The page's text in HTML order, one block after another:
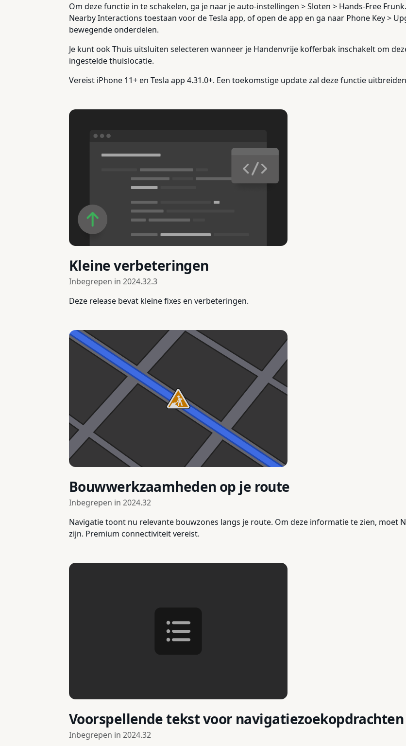
Om deze functie in te schakelen, ga je naar je auto-instellingen > Sloten > Hands-Free
Nearby Interactions toestaan voor de Tesla app, of open de app en ga naar Phone Key >
bewegende onderdelen.
Je kunt ook Thuis uitsluiten selecteren wanneer je Handenvrije kofferbak inschakelt om
ingestelde thuislocatie.
Vereist iPhone 11+ en Tesla app 4.31.0+. Een toekomstige update zal deze functie
Kleine verbeteringen
Inbegrepen in 2024.32.3
Deze release bevat kleine fixes en verbeteringen.
Bouwwerkzaamheden op je route
Inbegrepen in 2024.32
Navigatie toont nu relevante bouwzones langs je route. Om deze informatie te zien, moet
zijn. Premium connectiviteit vereist.
Voorspellende tekst voor navigatiezoekopdrachten
Inbegrepen in 2024.32